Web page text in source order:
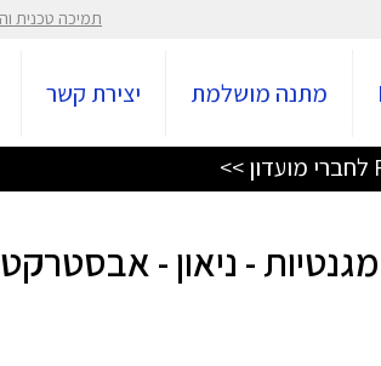
תמיכה טכנית
מתנה מושלמת יצירת קשר
מגנטיות - ניאון -